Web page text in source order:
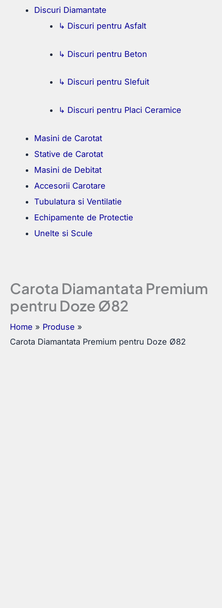
Discuri Diamantate
↳ Discuri pentru Asfalt
↳ Discuri pentru Beton
↳ Discuri pentru Slefuit
↳ Discuri pentru Placi Ceramice
Masini de Carotat
Stative de Carotat
Masini de Debitat
Accesorii Carotare
Tubulatura si Ventilatie
Echipamente de Protectie
Unelte si Scule
Carota Diamantata Premium
pentru Doze Ø82
Home
Produse
Carota Diamantata Premium pentru Doze Ø82